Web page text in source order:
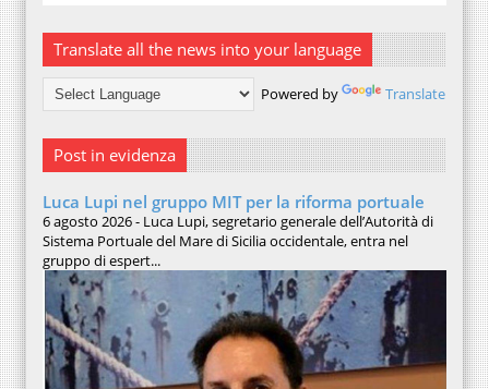
Translate all the news into your language
Powered by Translate
Post in evidenza
Luca Lupi nel gruppo MIT per la riforma portuale
6 agosto 2026 - Luca Lupi, segretario generale dell’Autorità di
Sistema Portuale del Mare di Sicilia occidentale, entra nel
gruppo di espert...